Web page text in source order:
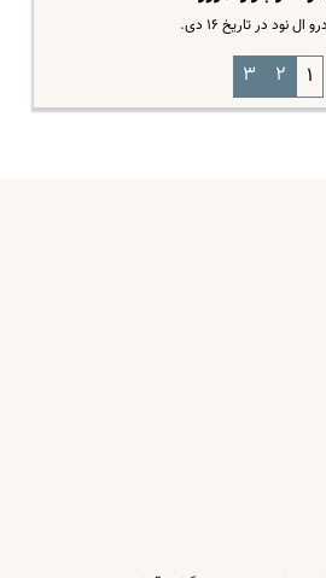
نود در تاریخ ۱۶ دی.
۱ ۲ ۳